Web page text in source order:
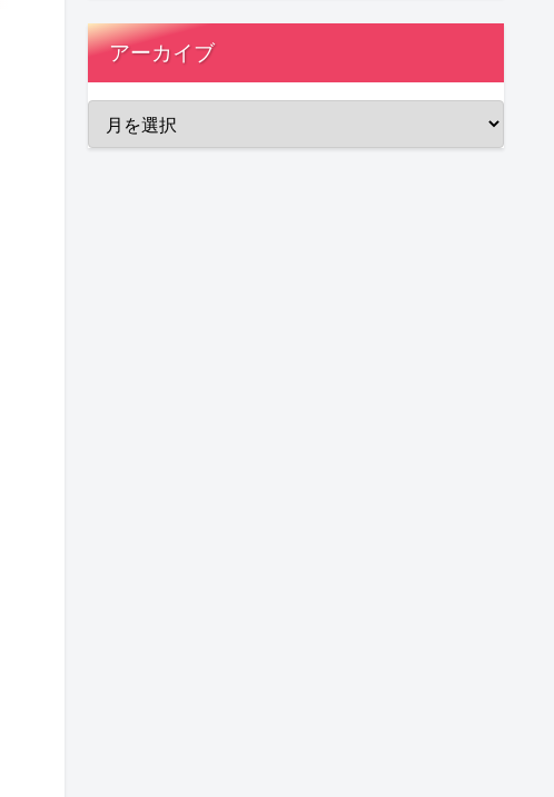
アーカイブ